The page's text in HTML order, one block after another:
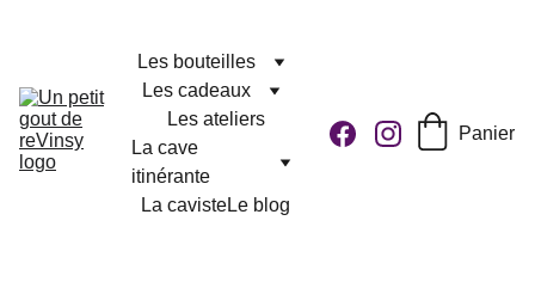
Les bouteilles
Les cadeaux
Les ateliers
La cave
itinérante
La cavisteLe blog
Panier